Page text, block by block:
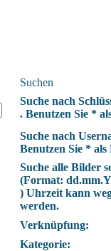
Suchen
Suche nach
. Benutzen Sie *
Suche nach
Benutzen Sie * als
Suche alle Bilder
(Format:
) Uhrzeit kann
werden.
Verknüpfung:
Kategorie: